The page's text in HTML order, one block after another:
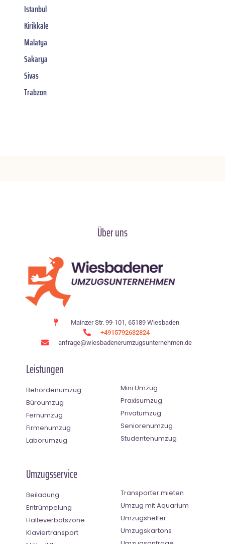
Istanbul
Kirikkale
Malatya
Sakarya
Sivas
Trabzon
Über uns
Mainzer Str. 99-101, 65189 Wiesbaden
+4915792632824
anfrage@wiesbadenerumzugsunternehmen.de
Leistungen
Behördenumzug
Büroumzug
Fernumzug
Firmenumzug
Laborumzug
Mini Umzug
Praxisumzug
Privatumzug
Seniorenumzug
Studentenumzug
Umzugsservice
Beiladung
Entrümpelung
Halteverbotszone
Klaviertransport
Transporter mieten
Umzug mit Aquarium
Umzugshelfer
Umzugskartons